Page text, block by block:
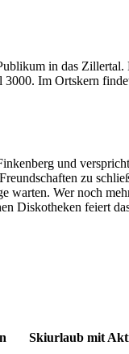
in das
Im Ortskern
und
zu
warten. Wer noch
Diskotheken feiert
Skiurlaub mit